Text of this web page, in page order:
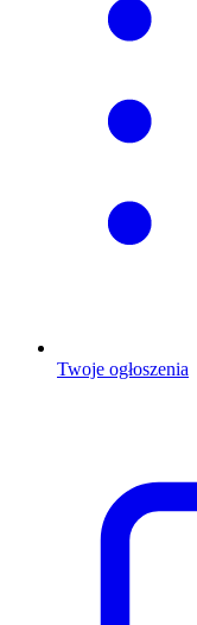
Twoje ogłoszenia